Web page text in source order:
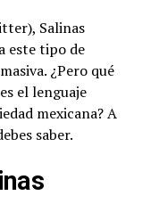
Salinas
este tipo de
¿Pero qué
el lenguaje
mexicana? A
saber.